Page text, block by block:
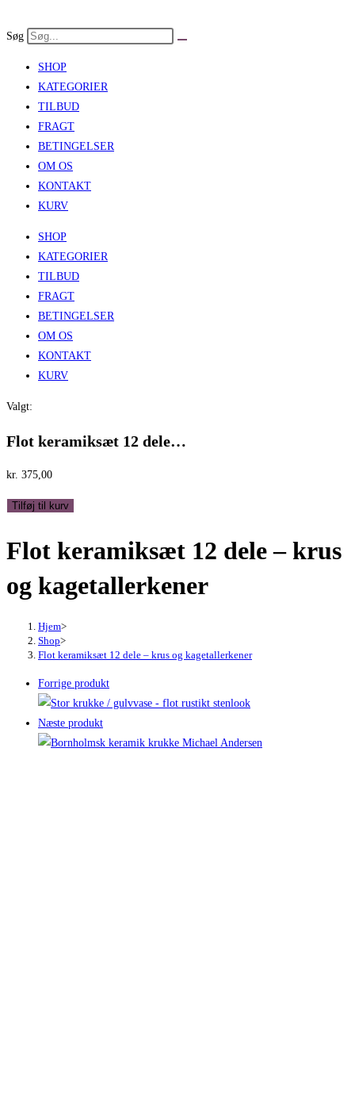
to
Søg
SHOP
KATEGORIER
TILBUD
FRAGT
BETINGELSER
OM OS
KONTAKT
KURV
SHOP
KATEGORIER
TILBUD
FRAGT
BETINGELSER
OM OS
KONTAKT
KURV
Valgt:
Flot keramiksæt 12 dele…
kr. 375,00
Flot
12
-
kagetallerkener
Tilføj til kurv
Flot keramiksæt 12 dele – krus
og kagetallerkener
Hjem>
Shop>
Flot keramiksæt 12 dele – krus og kagetallerkener
Forrige produkt
Næste produkt